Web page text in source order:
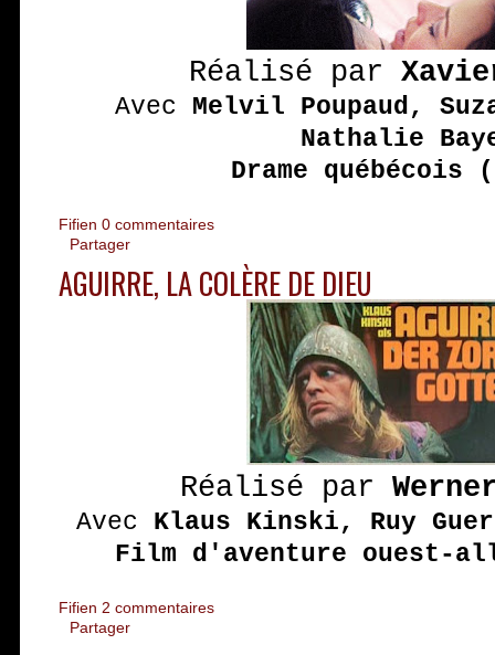
Réalisé par
Avec Melvil Poupaud,
Nathalie
Drame québécois
Fifien 0 commentaires
Partager
AGUIRRE, LA COLÈRE DE DIEU
Réalisé par
Avec Klaus Kinski, Ruy
Film d'aventure ouest-
Fifien 2 commentaires
Partager